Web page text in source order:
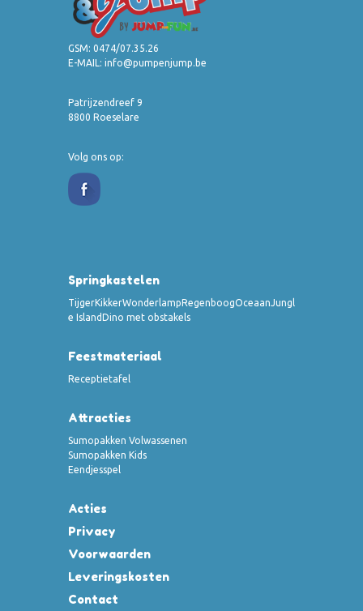
GSM: 0474/07.35.26
E-MAIL: info@pumpenjump.be
Patrijzendreef 9
8800 Roeselare
Volg ons op:
Springkastelen
TijgerKikkerWonderlampRegenboogOceaanJungl
e IslandDino met obstakels
Feestmateriaal
Receptietafel
Attracties
Sumopakken Volwassenen
Sumopakken Kids
Eendjesspel
Acties
Privacy
Voorwaarden
Leveringskosten
Contact